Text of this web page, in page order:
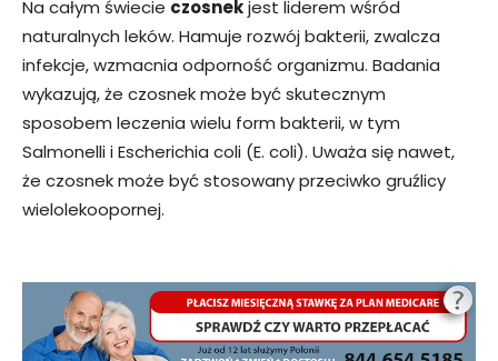
Na całym świecie czosnekjest liderem wśród
naturalnych leków. Hamuje rozwój bakterii, zwalcza
infekcje, wzmacnia odporność organizmu. Badania
wykazują, że czosnek może być skutecznym
sposobem leczenia wielu form bakterii, w tym
Salmonelli i Escherichia coli (E. coli). Uważa się nawet,
że czosnek może być stosowany przeciwko gruźlicy
wielolekoopornej.